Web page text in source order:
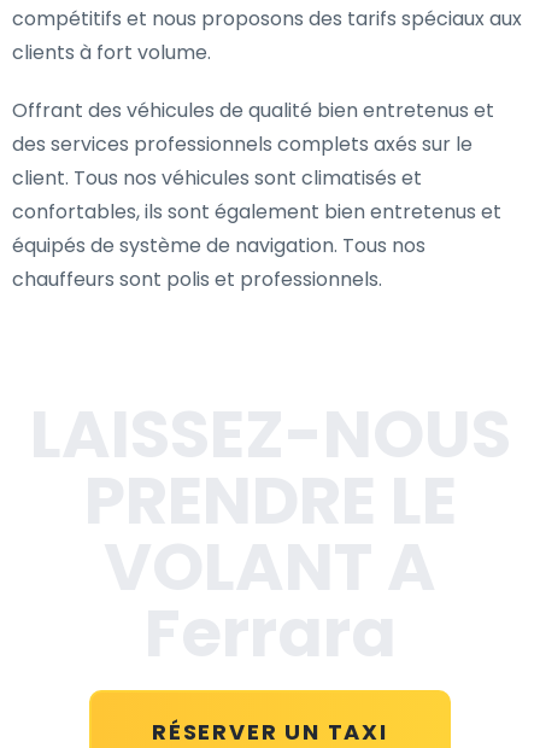
compétitifs et nous proposons des tarifs spéciaux aux
clients à fort volume.
Offrant des véhicules de qualité bien entretenus et
des services professionnels complets axés sur le
client. Tous nos véhicules sont climatisés et
confortables, ils sont également bien entretenus et
équipés de système de navigation. Tous nos
chauffeurs sont polis et professionnels.
RÉSERVER UN TAXI